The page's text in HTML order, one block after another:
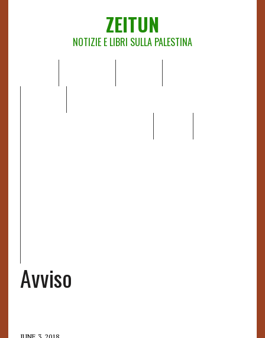
ZEITUN
NOTIZIE E LIBRI SULLA PALESTINA
Avviso